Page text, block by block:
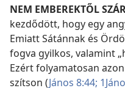
NEM EMBEREKTŐL
kezdődött, hogy egy
Emiatt Sátánnak és
fogva gyilkos, valamint
Ezért folyamatosan
szítson (János 8:44;